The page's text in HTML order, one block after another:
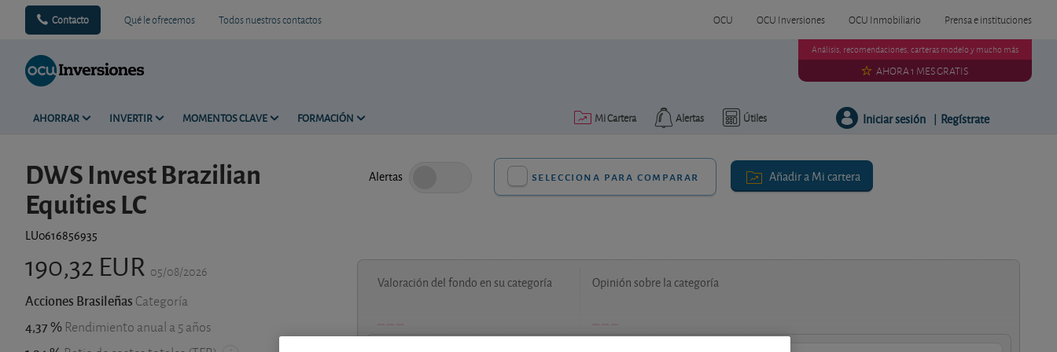
Contacto Qué le ofrecemos Todos nuestros contactos OCU OCU Inversiones OCU Inmobiliario Prensa e instituciones
AHORRAR INVERTIR MOMENTOS CLAVE FORMACIÓN Útiles
Alertas
Mi Cartera
Análisis, recomendaciones, carteras modelo y mucho más
AHORA 1 MES GRATIS
Iniciar sesión | Regístrate
DWS Invest Brazilian
Equities LC
LU0616856935
Alertas selecciona para comparar Añadir a Mi cartera
190,32 EUR 05/08/2026
Acciones Brasileñas Categoría
4,37 % Rendimiento anual a 5 años
Valoración del fondo en su categoría Opinión sobre la categoría